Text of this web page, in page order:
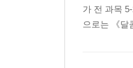
가 전 과목
으로는 《달